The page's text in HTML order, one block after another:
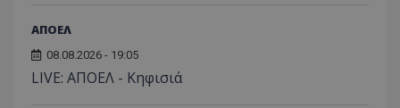
ΑΠΟΕΛ
08.08.2026 - 19:05
LIVE: ΑΠΟΕΛ - Κηφισιά